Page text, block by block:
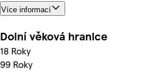
Více informací
Dolní věková hranice
18 Roky
99 Roky